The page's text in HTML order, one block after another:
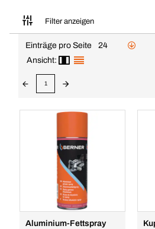
Filter anzeigen
Einträge pro Seite
24
Ansicht:
1
Aluminium-Fettspray